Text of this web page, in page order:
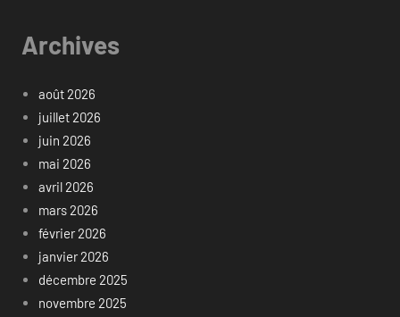
Archives
août 2026
juillet 2026
juin 2026
mai 2026
avril 2026
mars 2026
février 2026
janvier 2026
décembre 2025
novembre 2025